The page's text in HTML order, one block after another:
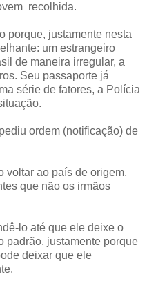
recolhida.
porque, justamente nesta
um estrangeiro
de maneira irregular, a
Seu passaporte já
série de fatores, a Polícia
ordem (notificação) de
voltar ao país de origem,
que não os irmãos
lo até que ele deixe o
padrão, justamente porque
deixar que ele